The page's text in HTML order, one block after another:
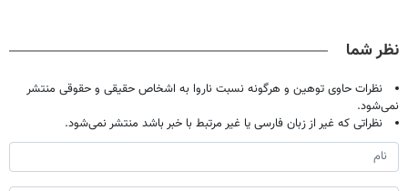
نظر شما
نظرات حاوی توهین و هرگونه نسبت ناروا به اشخاص حقیقی و حقوقی منتشر
نمی‌شود.
نظراتی که غیر از زبان فارسی یا غیر مرتبط با خبر باشد منتشر نمی‌شود.